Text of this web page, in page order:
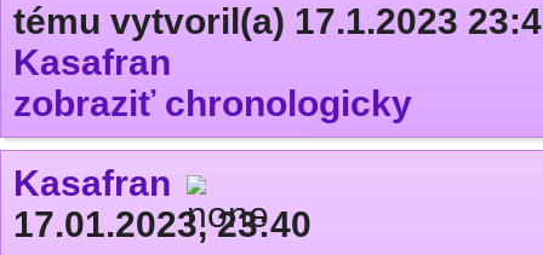
tému vytvoril(a) 17.1.2023
Kasafran
zobraziť chronologicky
Kasafran
17.01.2023, 23:40